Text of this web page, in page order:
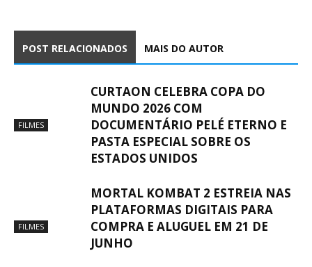
POST RELACIONADOS MAIS DO AUTOR
FILMES
CURTAON CELEBRA COPA DO
MUNDO 2026 COM
DOCUMENTÁRIO PELÉ ETERNO E
PASTA ESPECIAL SOBRE OS
ESTADOS UNIDOS
FILMES
MORTAL KOMBAT 2 ESTREIA NAS
PLATAFORMAS DIGITAIS PARA
COMPRA E ALUGUEL EM 21 DE
JUNHO